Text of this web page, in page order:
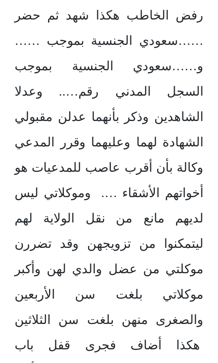
رفض الخاطب هكذا شهد ثم حضر
……سعودي الجنسية بموجب ……
و……سعودي الجنسية بموجب
السجل المدني رقم….. وعدلا
الشاهدين وذكر بأنهما عدلن مقبولي
الشهادة لهما وعليهما وقرر المدعي
وكالة بأن أقرب عاصب للمدعيات هو
أخواتهم الأشقاء …. وموكلاتي ليس
لديهم مانع من نقل الولاية لهم
ليتمكنوا من تزويجهن وقد تضررن
موكلتي من عضل والدي لهن وأكبر
موكلاتي بلغت سن الأربعين
والصغرى منهن بلغت سن الثلاثين
هكذا أضاف فجرى قفل باب